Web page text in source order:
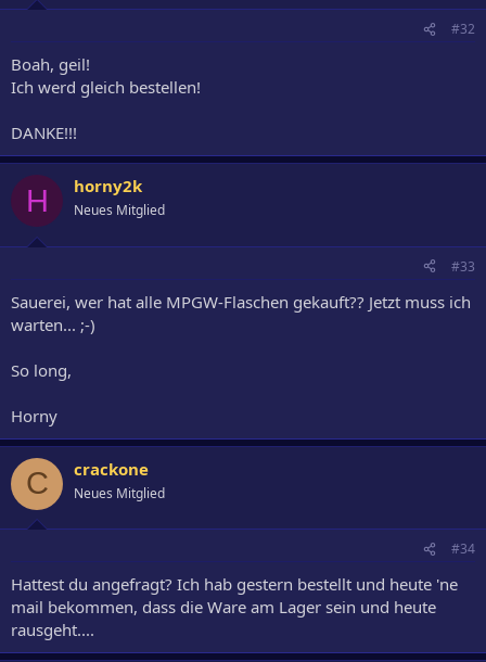
#32
Boah, geil!
Ich werd gleich bestellen!
DANKE!!!
H horny2k
Neues Mitglied
#33
Sauerei, wer hat alle MPGW-Flaschen gekauft?? Jetzt muss ich
warten... ;-)
So long,
Horny
C crackone
Neues Mitglied
#34
Hattest du angefragt? Ich hab gestern bestellt und heute 'ne
mail bekommen, dass die Ware am Lager sein und heute
rausgeht....